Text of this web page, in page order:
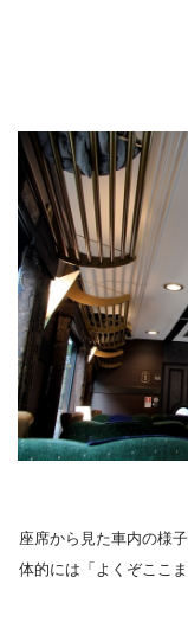
座席から見た車内の様
体的には「よくぞここ